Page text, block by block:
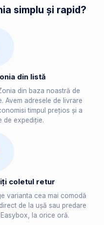
simplu și rapid?
din listă
din baza noastră de
Avem adresele de livrare
timpul prețios și a
de expediție.
coletul retur
varianta cea mai comodă
de la ușă sau predare
la orice oră.